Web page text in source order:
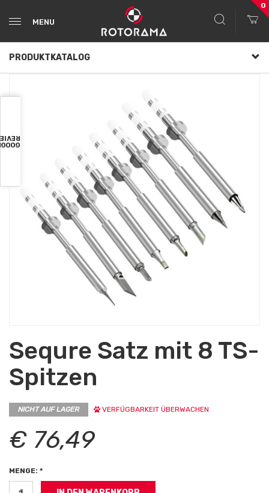
MENU
0
PRODUKTKATALOG
Sequre Satz mit 8 TS-
Spitzen
NICHT AUF LAGER VERFÜGBARKEIT ÜBERWACHEN
€ 76,49
MENGE: *